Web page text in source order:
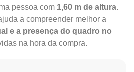
pessoa com 1,60 m de altura.
a compreender melhor a
e a presença do quadro no
na hora da compra.